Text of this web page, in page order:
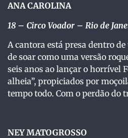
ANA CAROLINA
18 – Circo Voador – Rio de
A cantora está presa dentro
de soar como uma versão
seis anos ao lançar o horrível
alheia”, propiciados por
tempo todo. Com o perdão do
NEY MATOGROSSO